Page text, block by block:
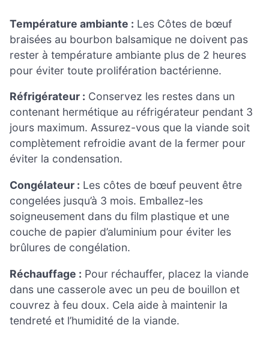
Température ambiante : Les Côtes de bœuf
braisées au bourbon balsamique ne doivent pas
rester à température ambiante plus de 2 heures
pour éviter toute prolifération bactérienne.
Réfrigérateur : Conservez les restes dans un
contenant hermétique au réfrigérateur pendant 3
jours maximum. Assurez-vous que la viande soit
complètement refroidie avant de la fermer pour
éviter la condensation.
Congélateur : Les côtes de bœuf peuvent être
congelées jusqu’à 3 mois. Emballez-les
soigneusement dans du film plastique et une
couche de papier d’aluminium pour éviter les
brûlures de congélation.
Réchauffage : Pour réchauffer, placez la viande
dans une casserole avec un peu de bouillon et
couvrez à feu doux. Cela aide à maintenir la
tendreté et l’humidité de la viande.